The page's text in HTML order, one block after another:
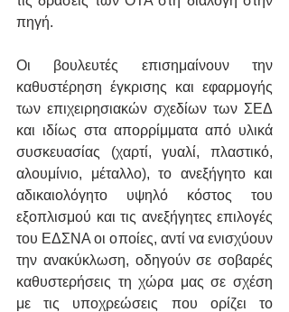
πηγή.
Οι βουλευτές επισημαίνουν την
καθυστέρηση έγκρισης και εφαρμογής
των επιχειρησιακών σχεδίων των ΣΕΔ
και ιδίως στα απορρίμματα από υλικά
συσκευασίας (χαρτί, γυαλί, πλαστικό,
αλουμίνιο, μέταλλο), το ανεξήγητο και
αδικαιολόγητο υψηλό κόστος του
εξοπλισμού και τις ανεξήγητες επιλογές
του ΕΔΣΝΑ οι οποίες, αντί να ενισχύουν
την ανακύκλωση, οδηγούν σε σοβαρές
καθυστερήσεις τη χώρα μας σε σχέση
με τις υποχρεώσεις που ορίζει το